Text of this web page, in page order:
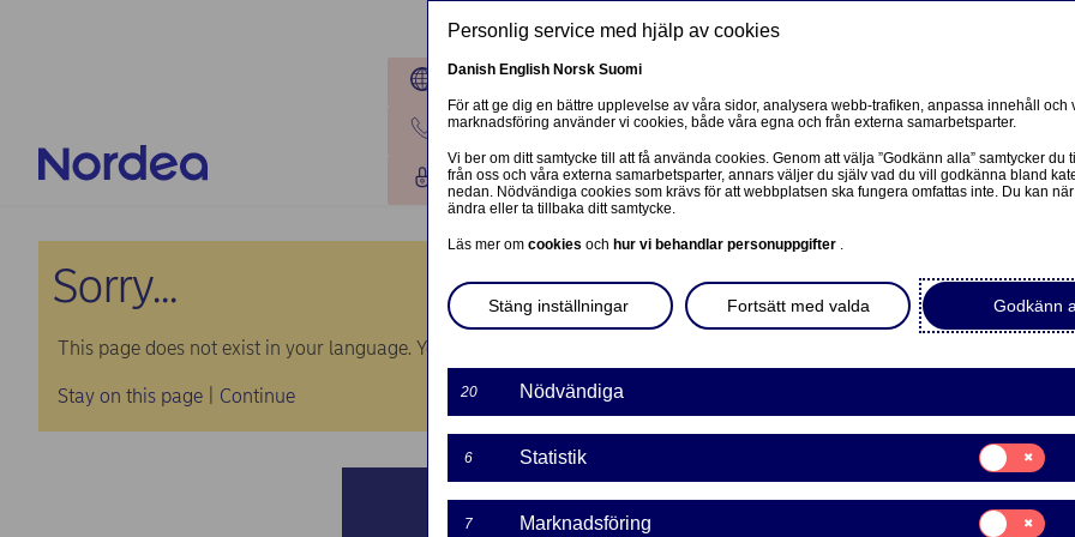
Kontakta oss
Logga in
Om oss Investerare Nyheter & insikter
Sorry...
This page does not exist in your language. You will be taken to a related page.
Stay on this page Continue
Personlig service med hjälp av cookies
Danish English Norsk Suomi
För att ge dig en bättre upplevelse av våra sidor, analysera webb-trafiken, anpassa innehåll och
marknadsföring använder vi cookies, både våra egna och från externa samarbetsparter.
Vi ber om ditt samtycke till att få använda cookies. Genom att välja ”Godkänn alla” samtycker du
från oss och våra externa samarbetsparter, annars väljer du själv vad du vill godkänna bland
nedan. Nödvändiga cookies som krävs för att webbplatsen ska fungera omfattas inte. Du kan
ändra eller ta tillbaka ditt samtycke.
Läs mer om cookies och hur vi behandlar personuppgifter .
Godkänn
Fortsätt med valda
Stäng inställningar
20 Nödvändiga
6 Statistik
Samtycke
för:
Statistik
7 Marknadsföring
Samtycke